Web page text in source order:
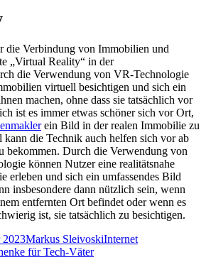
die Verbindung von Immobilien und
„Virtual Reality“ in der
die Verwendung von VR-Technologie
virtuell besichtigen und sich ein
machen, ohne dass sie tatsächlich vor
ist es immer etwas schöner sich vor Ort,
ein Bild in der realen Immobilie zu
kann die Technik auch helfen sich vor ab
bekommen. Durch die Verwendung von
können Nutzer eine realitätsnahe
erleben und sich ein umfassendes Bild
insbesondere dann nützlich sein, wenn
entfernten Ort befindet oder wenn es
ist, sie tatsächlich zu besichtigen.
2023Autor
Markus SleivoskiKategorien
Internet